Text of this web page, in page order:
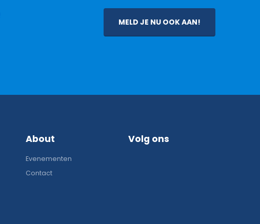
MELD JE NU OOK AAN!
About
Evenementen
Contact
Volg ons